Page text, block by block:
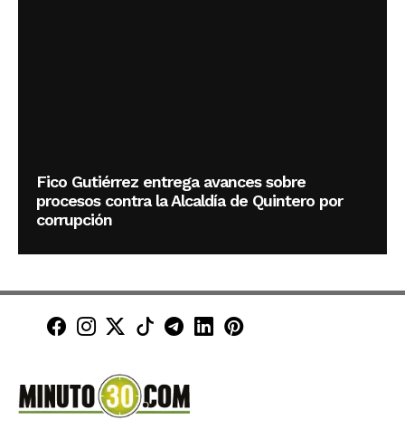
Fico Gutiérrez entrega avances sobre
procesos contra la Alcaldía de Quintero por
corrupción
Minuto30 en Facebook
Minuto30 en Instagram
Minuto30 en X (Twitter)
Minuto30 en TikTok
Canal de Minuto30 en
Minuto30 en LinkedIn
Minuto30 en